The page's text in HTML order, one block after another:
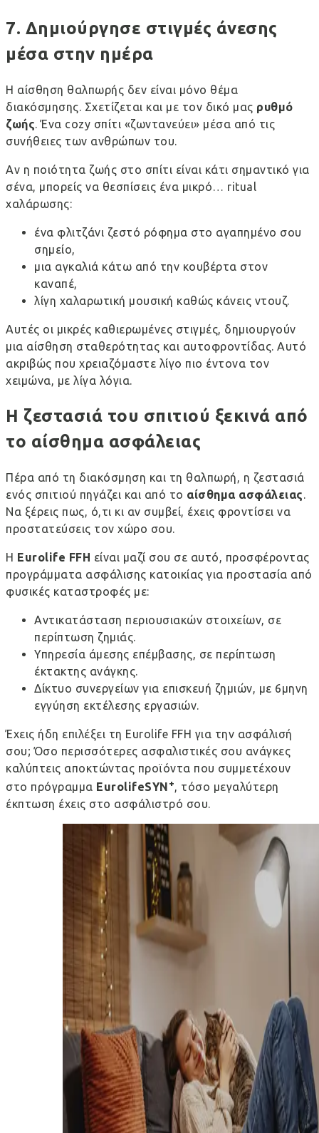
7. Δημιούργησε στιγμές άνεσης
μέσα στην ημέρα
Η αίσθηση θαλπωρής δεν είναι μόνο θέμα
διακόσμησης. Σχετίζεται και με τον δικό μας ρυθμό
ζωής. Ένα cozy σπίτι «ζωντανεύει» μέσα από τις
συνήθειες των ανθρώπων του.
Αν η ποιότητα ζωής στο σπίτι είναι κάτι σημαντικό για
σένα, μπορείς να θεσπίσεις ένα μικρό… ritual
χαλάρωσης:
ένα φλιτζάνι ζεστό ρόφημα στο αγαπημένο σου
σημείο,
μια αγκαλιά κάτω από την κουβέρτα στον
καναπέ,
λίγη χαλαρωτική μουσική καθώς κάνεις ντουζ.
Αυτές οι μικρές καθιερωμένες στιγμές, δημιουργούν
μια αίσθηση σταθερότητας και αυτοφροντίδας. Αυτό
ακριβώς που χρειαζόμαστε λίγο πιο έντονα τον
χειμώνα, με λίγα λόγια.
Η ζεστασιά του σπιτιού ξεκινά από
το αίσθημα ασφάλειας
Πέρα από τη διακόσμηση και τη θαλπωρή, η ζεστασιά
ενός σπιτιού πηγάζει και από το αίσθημα ασφάλειας
Να ξέρεις πως, ό,τι κι αν συμβεί, έχεις φροντίσει να
προστατεύσεις τον χώρο σου.
H Eurolife FFH είναι μαζί σου σε αυτό, προσφέροντας
προγράμματα ασφάλισης κατοικίας για προστασία από
φυσικές καταστροφές με:
Αντικατάσταση περιουσιακών στοιχείων, σε
περίπτωση ζημιάς.
Υπηρεσία άμεσης επέμβασης, σε περίπτωση
έκτακτης ανάγκης.
Δίκτυο συνεργείων για επισκευή ζημιών, με 6μηνη
εγγύηση εκτέλεσης εργασιών.
Έχεις ήδη επιλέξει τη Eurolife FFH για την ασφάλισή
σου; Όσο περισσότερες ασφαλιστικές σου ανάγκες
καλύπτεις αποκτώντας προϊόντα που συμμετέχουν
στο πρόγραμμα EurolifeSYN +, τόσο μεγαλύτερη
έκπτωση έχεις στο ασφάλιστρό σου.